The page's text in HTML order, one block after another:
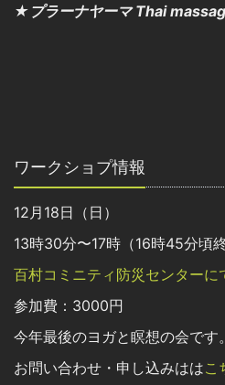
★プラーナヤーマ Thai
ワークショプ情報
12月18日（日）
13時30分〜17時（16時45分頃終
百村コミニティ防災センターに
参加費：3000円
今年最後のヨガと瞑想の会です。
お問い合わせ・申し込みははこ